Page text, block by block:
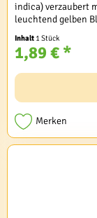
indica) verzaubert
leuchtend gelben
Inhalt 1 Stück
1,89 € *
Merken